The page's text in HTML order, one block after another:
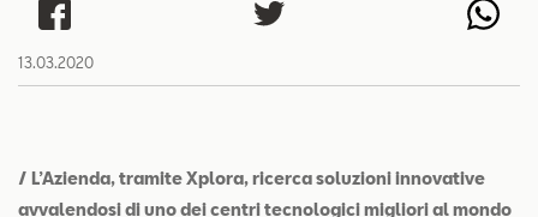
SEAT Usato Certificato
Contatti
13.03.2020
/ L’Azienda, tramite Xplora, ricerca soluzioni innovative
avvalendosi di uno dei centri tecnologici migliori al mondo